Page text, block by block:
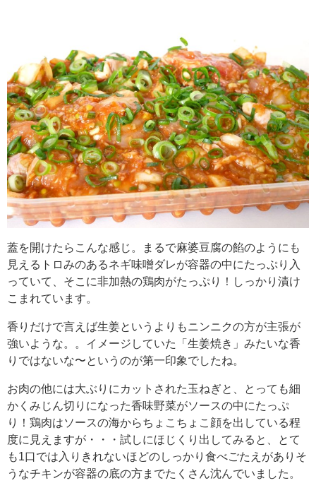
蓋を開けたらこんな感じ。まるで麻婆豆腐の餡のようにも
見えるトロみのあるネギ味噌ダレが容器の中にたっぷり入
っていて、そこに非加熱の鶏肉がたっぷり！しっかり漬け
こまれています。
香りだけで言えば生姜というよりもニンニクの方が主張が
強いような。。イメージしていた「生姜焼き」みたいな香
りではないな〜というのが第一印象でしたね。
お肉の他には大ぶりにカットされた玉ねぎと、とっても細
かくみじん切りになった香味野菜がソースの中にたっぷ
り！鶏肉はソースの海からちょこちょこ顔を出している程
度に見えますが・・・試しにほじくり出してみると、とて
も1口では入りきれないほどのしっかり食べごたえがありそ
うなチキンが容器の底の方までたくさん沈んでいました。